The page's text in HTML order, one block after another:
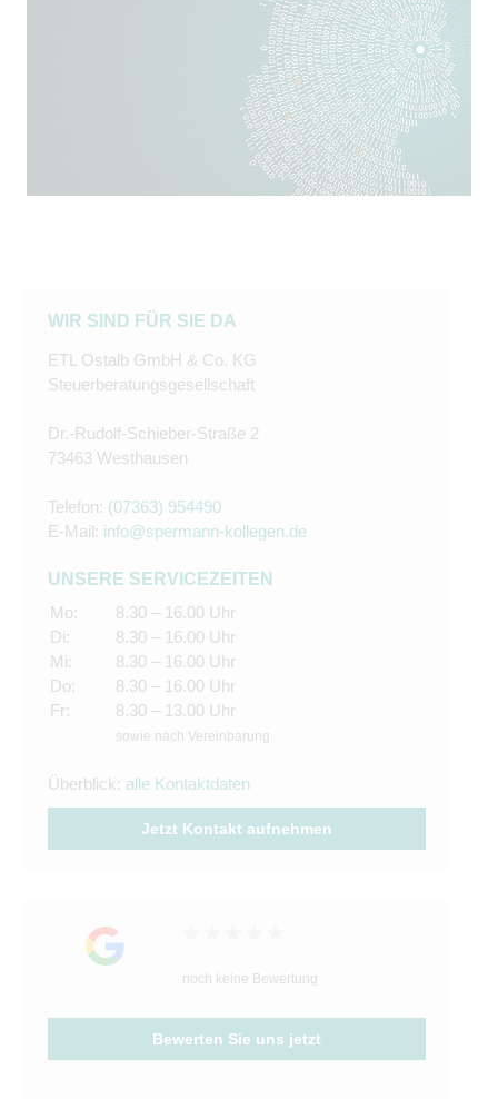
WIR SIND FÜR SIE DA
ETL Ostalb GmbH & Co. KG
Steuerberatungsgesellschaft
Dr.-Rudolf-Schieber-Straße 2
73463 Westhausen
Telefon: (07363) 954490
E-Mail: info@spermann-kollegen.de
UNSERE SERVICEZEITEN
Mo:
Di:
Mi:
Do:
Fr:
8.30 – 16.00 Uhr
8.30 – 16.00 Uhr
8.30 – 16.00 Uhr
8.30 – 16.00 Uhr
8.30 – 13.00 Uhr
sowie nach Vereinbarung
Überblick: alle Kontaktdaten
Jetzt Kontakt aufnehmen
noch keine Bewertung
Bewerten Sie uns jetzt